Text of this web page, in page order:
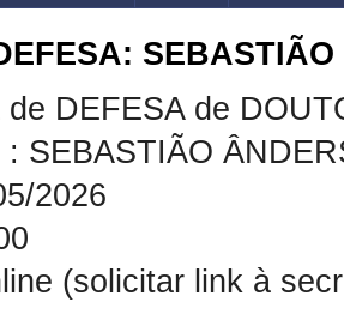
de DEFESA de
SEBASTIÃO
2026
(solicitar link à